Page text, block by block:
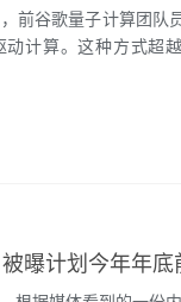
前谷歌量子计算团队
计算。这种方式超
曝计划今年年